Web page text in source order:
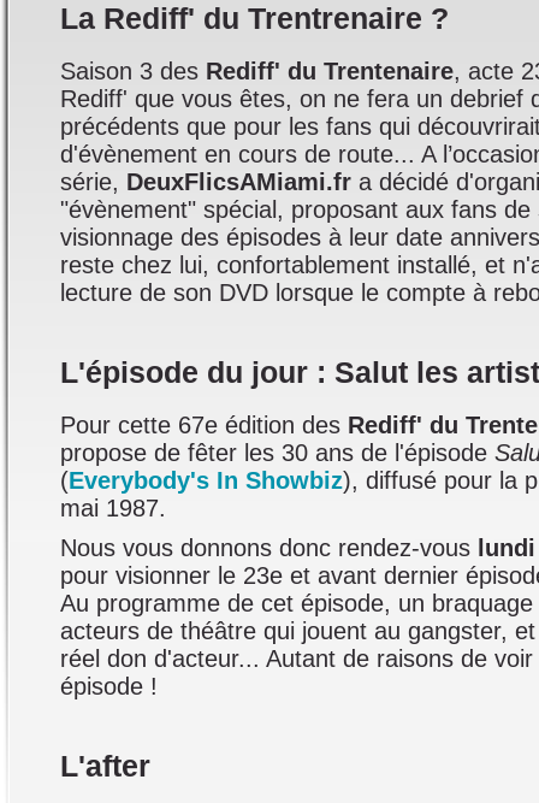
La Rediff' du Trentrenaire ?
Saison 3 des Rediff' du Trentenaire, acte
Rediff' que vous êtes, on ne fera un debrief
précédents que pour les fans qui
d'évènement en cours de route... A
série, DeuxFlicsAMiami.fr a décidé
"évènement" spécial, proposant aux fans de
visionnage des épisodes à leur date
reste chez lui, confortablement installé, et
lecture de son DVD lorsque le compte à
L'épisode du jour : Salut les
Pour cette 67e édition des Rediff' du
propose de fêter les 30 ans de l'épisode
(Everybody's In Showbiz), diffusé pour la
mai 1987.
Nous vous donnons donc rendez-vous
pour visionner le 23e et avant dernier
Au programme de cet épisode, un
acteurs de théâtre qui jouent au gangster,
réel don d'acteur... Autant de raisons de
épisode !
L'after